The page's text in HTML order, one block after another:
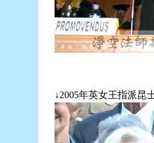
↓2005年英女王指派昆